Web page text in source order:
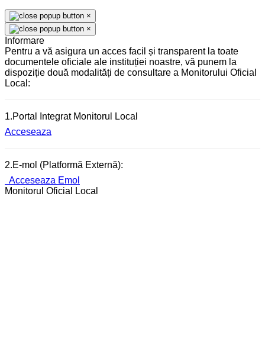
×
×
Informare
Pentru a vă asigura un acces facil și transparent la toate
documentele oficiale ale instituției noastre, vă punem la
dispoziție două modalități de consultare a Monitorului Oficial
Local:
1.Portal Integrat Monitorul Local
Acceseaza
2.E-mol (Platformă Externă):
Acceseaza Emol
Monitorul Oficial Local